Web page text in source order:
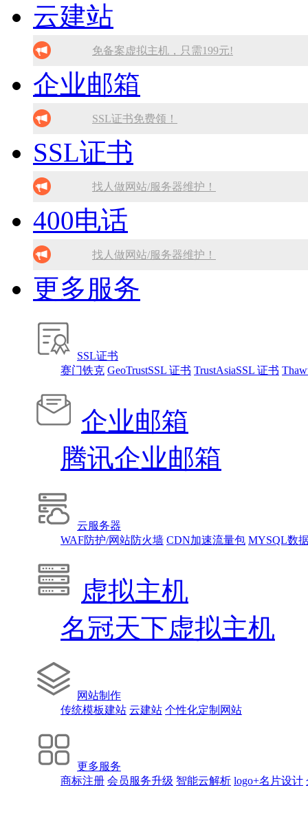
免备案虚拟主机，只需199元!
10分钟做网站 只需1380元！
找人做网站/服务器维护！
云建站
免备案虚拟主机，只需199元!
10分钟做网站 只需1380元！
找人做网站/服务器维护！
SSL证书免费领！
企业邮箱
SSL证书免费领！
腾讯企业邮箱 买多少送多少！
免备案虚拟主机，只需199元!
10分钟做网站 只需1380元！
SSL证书
找人做网站/服务器维护！
SSL证书免费领！
腾讯企业邮箱 买多少送多少！
免备案虚拟主机，只需199元!
400电话
找人做网站/服务器维护！
SSL证书免费领！
免备案虚拟主机，只需199元!
10分钟做网站 只需1380元！
更多服务
SSL证书
赛门铁克 GeoTrustSSL 证书 TrustAsiaSSL 证书
企业邮箱
腾讯企业邮箱
云服务器
WAF防护/网站防火墙 CDN加速流量包 MYSQL数
虚拟主机
名冠天下虚拟主机
网站制作
传统模板建站 云建站 个性化定制网站
更多服务
商标注册 会员服务升级 智能云解析 logo+名片设计